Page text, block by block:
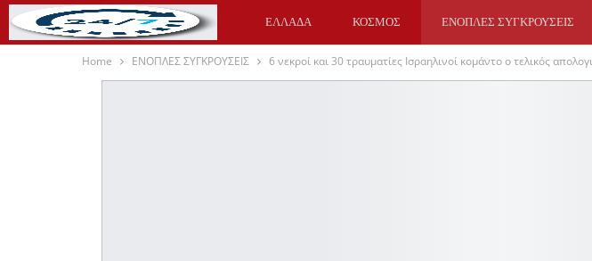
ΕΛΛΑΔΑ ΚΟΣΜΟΣ ΕΝΟΠΛΕΣ ΣΥΓΚΡΟΥΣΕΙΣ
ΥΓΕΙΑ ΑΘΛΗΤΙΚΑ
Home ΕΝΟΠΛΕΣ ΣΥΓΚΡΟΥΣΕΙΣ 6 νεκροί και 30 τραυματίες Ισραηλινοί κομάντο ο τελικός